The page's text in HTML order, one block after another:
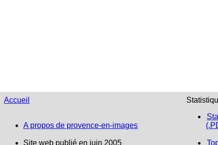
Accueil
A propos de provence-en-images
Site web publié en juin 2005